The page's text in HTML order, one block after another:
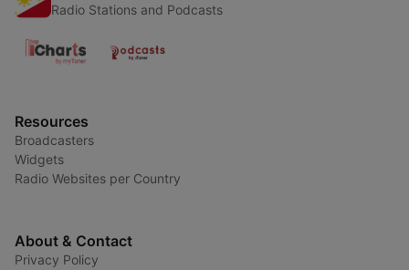
Radio Stations and Podcasts
Resources
Broadcasters
Widgets
Radio Websites per Country
About & Contact
Privacy Policy